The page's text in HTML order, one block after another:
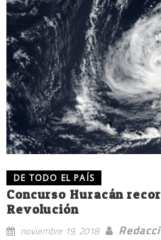
DE TODO EL PAÍS
Concurso Huracán
Revolución
noviembre 19, 2018